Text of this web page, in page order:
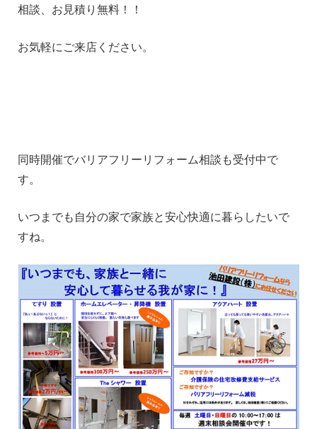
相談、お見積り無料！！
お気軽にご来店ください。
同時開催でバリアフリーリフォーム相談も受付中で
す。
いつまでも自分の家で家族と安心快適に暮らしたいで
すね。